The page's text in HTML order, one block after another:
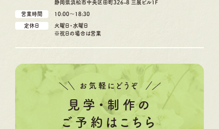
静岡県浜松市中央区田町326-8 三展ビル1F
営業時間 10:00〜18:30
定休日
火曜日・水曜日
※祝日の場合は営業
お気軽にどうぞ
見学・制作の
ご予約はこちら